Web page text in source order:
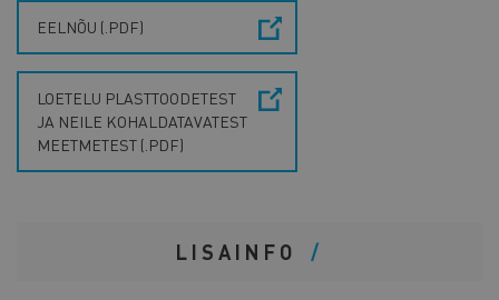
EELNÕU (.PDF)
LOETELU PLASTTOODETEST
JA NEILE KOHALDATAVATEST
MEETMETEST (.PDF)
LISAINFO